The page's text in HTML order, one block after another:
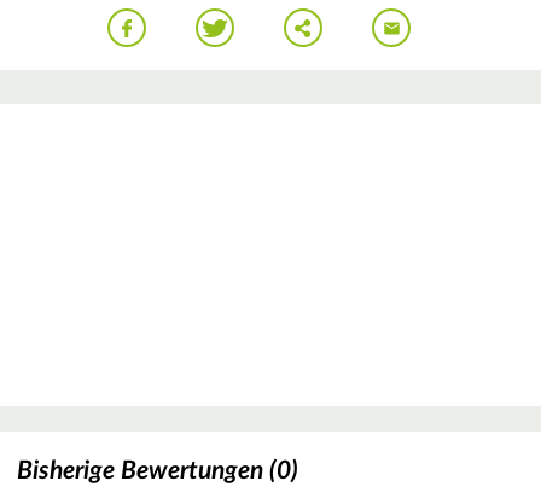
Bisherige Bewertungen (0)